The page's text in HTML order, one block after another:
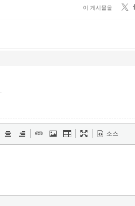
이 게시물을
소스